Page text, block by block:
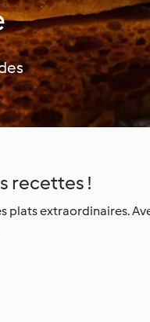
recettes !
plats extraordinaires.